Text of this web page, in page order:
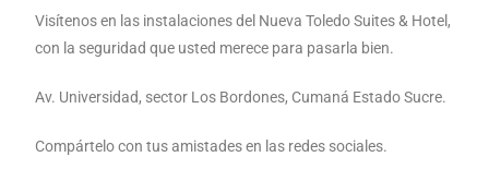
Visítenos en las instalaciones del Nueva Toledo Suites & Hotel,
con la seguridad que usted merece para pasarla bien.
Av. Universidad, sector Los Bordones, Cumaná Estado Sucre.
Compártelo con tus amistades en las redes sociales.